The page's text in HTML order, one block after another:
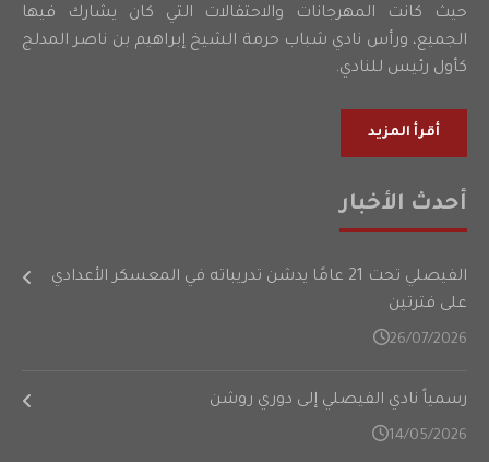
حيث كانت المهرجانات والاحتفالات التي كان يشارك فيها
الجميع، ورأس نادي شباب حرمة الشيخ إبراهيم بن ناصر المدلج
كأول رئيس للنادي.
أقرأ المزيد
أحدث الأخبار
الفيصلي تحت 21 عامًا يدشن تدريباته في المعسكر الأعدادي
على فترتين
26/07/2026
رسمياً نادي الفيصلي إلى دوري روشن
14/05/2026